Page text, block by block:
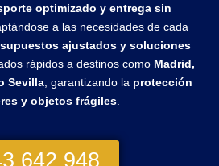
optimizado y entrega sin
a las necesidades de cada
ajustados y soluciones
rápidos a destinos como Madrid,
Sevilla , garantizando la protección
y objetos frágiles
642 948